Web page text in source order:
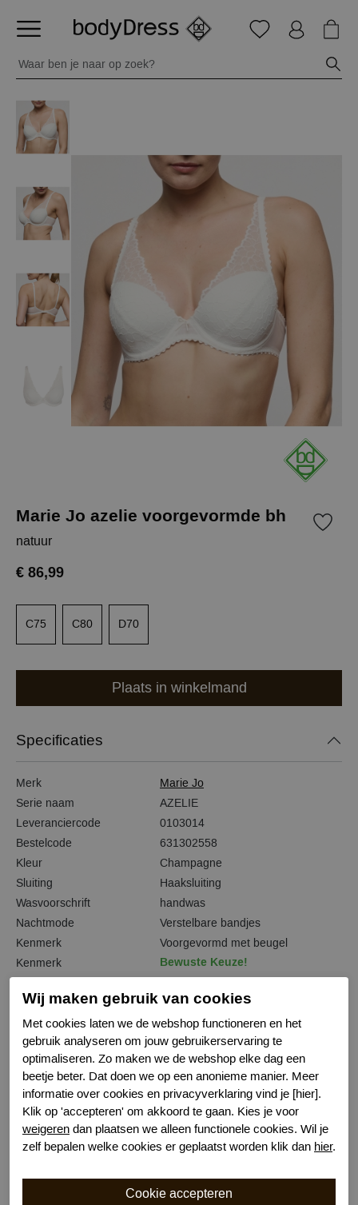
Marie Jo azelie voorgevormde bh
natuur
€ 86,99
C75 C80 D70
Plaats in winkelmand
Specificaties
Merk
Marie Jo
Serie naam
AZELIE
Leveranciercode
0103014
Bestelcode
631302558
Kleur
Champagne
Sluiting
Haaksluiting
Wasvoorschrift
handwas
Nachtmode
Verstelbare bandjes
Kenmerk
Voorgevormd met beugel
Kenmerk
Bewuste Keuze!
Gerelateerde producten
-50%
Wij maken gebruik van cookies
Met cookies laten we de webshop functioneren en het
gebruik analyseren om jouw gebruikerservaring te
optimaliseren. Zo maken we de webshop elke dag een
beetje beter. Dat doen we op een anonieme manier. Meer
informatie over cookies en privacyverklaring vind je [hier].
Klik op 'accepteren' om akkoord te gaan. Kies je voor
weigeren dan plaatsen we alleen functionele cookies. Wil je
zelf bepalen welke cookies er geplaatst worden klik dan hier.